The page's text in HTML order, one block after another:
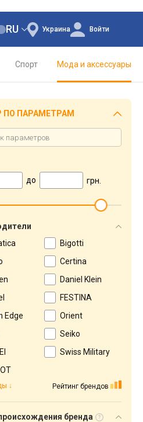
Украина
RU Войти
Спорт Мода и аксессуары
ПО ПАРАМЕТРАМ
до грн.
Bigotti
Certina
Daniel Klein
FESTINA
Edge
Orient
Seiko
Swiss Military
Рейтинг брендов
бренда